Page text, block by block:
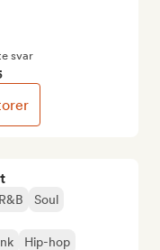
R&B Soul
Hip-hop
svar